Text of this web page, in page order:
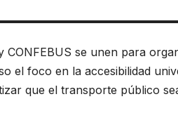
CONFEBUS se unen para
el foco en la accesibilidad
que el transporte público